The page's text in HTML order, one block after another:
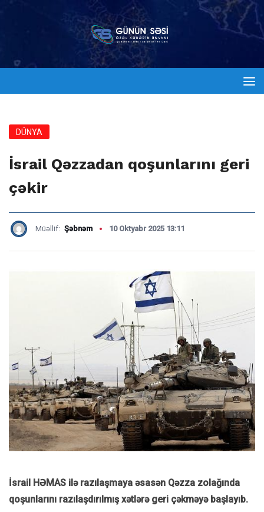
DÜNYA
İsrail Qəzzadan qoşunlarını geri
çəkir
Müəllif: Şəbnəm 10 Oktyabr 2025 13:11
İsrail HƏMAS ilə razılaşmaya əsasən Qəzza zolağında
qoşunlarını razılaşdırılmış xətlərə geri çəkməyə başlayıb.